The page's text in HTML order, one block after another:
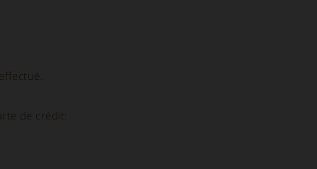
de crédit: